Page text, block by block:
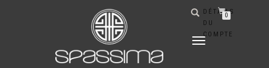
DÉPLIER
DÉTAILS
DU
COMPTE
0